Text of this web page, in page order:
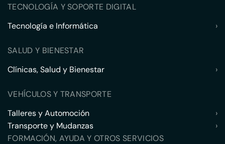
TECNOLOGÍA Y SOPORTE DIGITAL
Tecnología e Informática
›
SALUD Y BIENESTAR
Clínicas, Salud y Bienestar
›
VEHÍCULOS Y TRANSPORTE
Talleres y Automoción
›
Transporte y Mudanzas
›
FORMACIÓN, AYUDA Y OTROS SERVICIOS